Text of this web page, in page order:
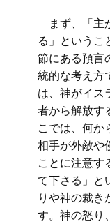
まず、「主
る」というこ
節にある預言
統的な考え方
は、神がイス
者から解放す
こでは、何か
相手が外敵や
ことに注意す
て下さる」と
りや神の裁き
す。神の怒り